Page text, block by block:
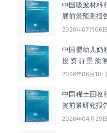
中国吸波材料‌‌‌
展前景预测报
2026年07月06日
中国婴幼儿奶
投资前景预
年）
2026年06月10日
中国‌‌稀土回收‌‌
资前景研究报
2026年04月29日